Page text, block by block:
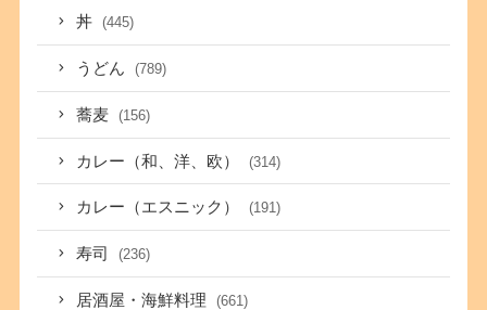
丼 (445)
うどん (789)
蕎麦 (156)
カレー（和、洋、欧） (314)
カレー（エスニック） (191)
寿司 (236)
居酒屋・海鮮料理 (661)